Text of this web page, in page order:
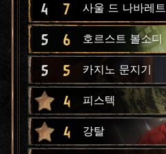
4 7 사울 드 나바레트
5 6 호르스트 볼소디
5 5 카지노 문지기
4 피스텍
4 강탈